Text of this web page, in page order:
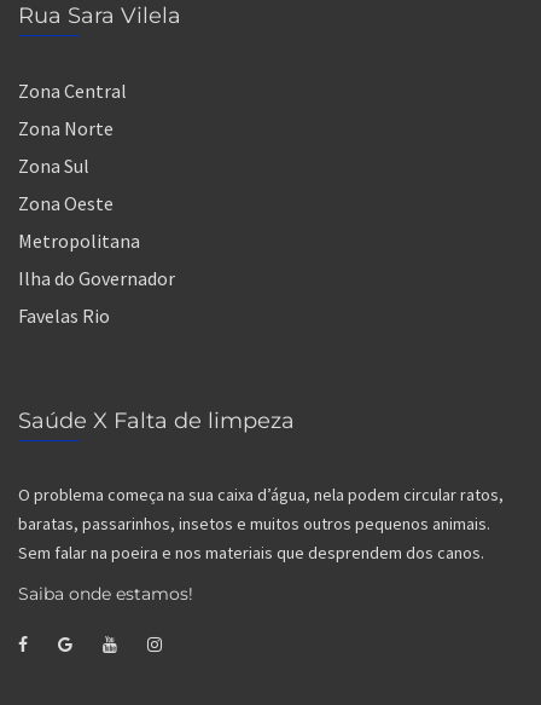
Rua Sara Vilela
Zona Central
Zona Norte
Zona Sul
Zona Oeste
Metropolitana
Ilha do Governador
Favelas Rio
Saúde X Falta de limpeza
O problema começa na sua caixa d’água, nela podem circular ratos,
baratas, passarinhos, insetos e muitos outros pequenos animais.
Sem falar na poeira e nos materiais que desprendem dos canos.
Saiba onde estamos!